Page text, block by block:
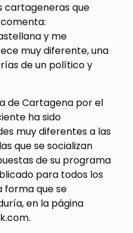
cartageneras que
y me
muy diferente, una
de un político y
de Cartagena por el
ha sido
muy diferentes a las
que se socializan
de su programa
para todos los
forma que se
en la página